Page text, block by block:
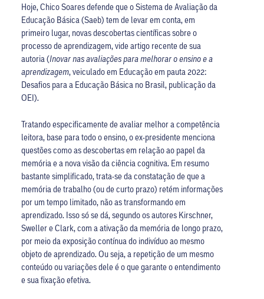
Hoje, Chico Soares defende que o Sistema de Avaliação da
Educação Básica (Saeb) tem de levar em conta, em
primeiro lugar, novas descobertas científicas sobre o
processo de aprendizagem, vide artigo recente de sua
autoria (Inovar nas avaliações para melhorar o ensino e a
aprendizagem, veiculado em Educação em pauta 2022:
Desafios para a Educação Básica no Brasil, publicação da
OEI).
Tratando especificamente de avaliar melhor a competência
leitora, base para todo o ensino, o ex-presidente menciona
questões como as descobertas em relação ao papel da
memória e a nova visão da ciência cognitiva. Em resumo
bastante simplificado, trata-se da constatação de que a
memória de trabalho (ou de curto prazo) retém informações
por um tempo limitado, não as transformando em
aprendizado. Isso só se dá, segundo os autores Kirschner,
Sweller e Clark, com a ativação da memória de longo prazo,
por meio da exposição contínua do indivíduo ao mesmo
objeto de aprendizado. Ou seja, a repetição de um mesmo
conteúdo ou variações dele é o que garante o entendimento
e sua fixação efetiva.